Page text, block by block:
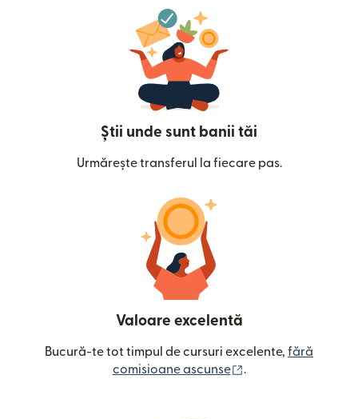
Știi unde sunt banii tăi
Urmărește transferul la fiecare pas.
Valoare excelentă
Bucură-te tot timpul de cursuri excelente, fără
comisioane ascunse
.